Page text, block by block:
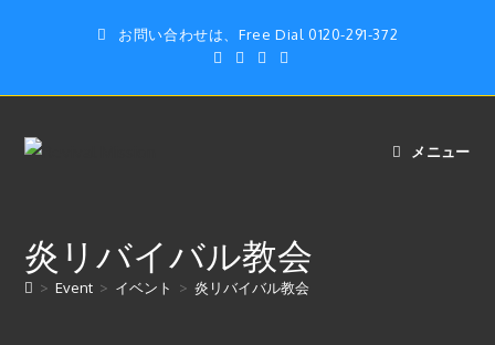
ン
お問い合わせは、Free Dial 0120-291-372
メニュー
炎リバイバル教会
> Event > イベント > 炎リバイバル教会